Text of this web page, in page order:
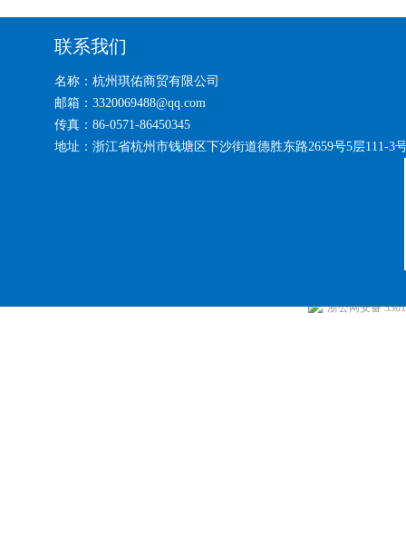
联系我们
名称：杭州琪佑商贸有限公司
邮箱：3320069488@qq.com
传真：86-0571-86450345
地址：浙江省杭州市钱塘区下沙街道德胜东路2659号5层111-3
浙公网安备